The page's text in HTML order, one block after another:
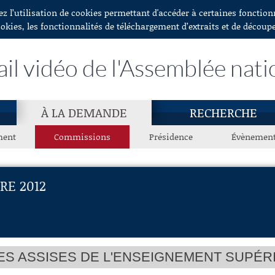
l’utilisation de cookies permettant d'accéder à certaines
les fonctionnalités de téléchargement d’extraits et de
vidéo de l'Assemblée
À LA DEMANDE RECHERCHE
Commissions Présidence
2012
ASSISES DE L'ENSEIGNEMENT